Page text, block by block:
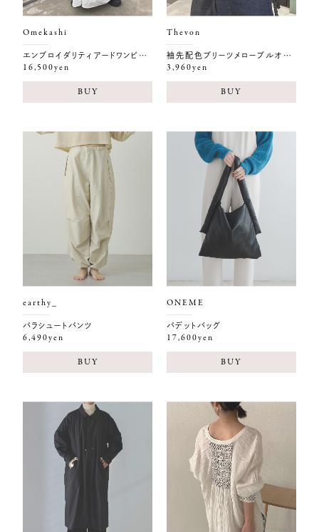
Omekashi
エンブロイダリティアードワンピース
16,500yen
BUY
Thevon
袖先配色プリーツメロープルオーバー２
3,960yen
BUY
earthy_
パラシュートパンツ
6,490yen
BUY
ONEME
パデットバッグ
17,600yen
BUY